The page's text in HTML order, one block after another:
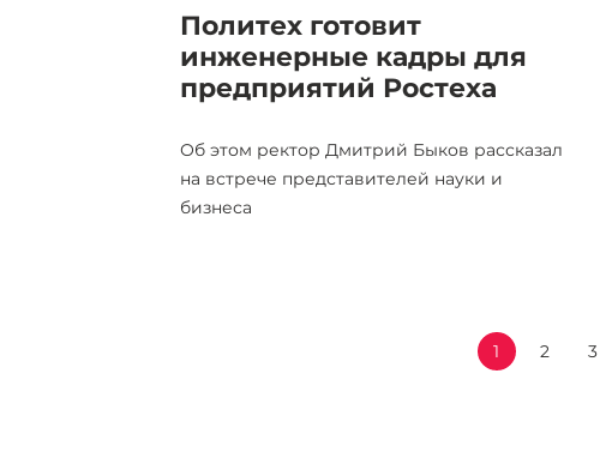
Политех готовит
инженерные кадры для
предприятий Ростеха
Об этом ректор Дмитрий Быков рассказал
на встрече представителей науки и
бизнеса
1 2 3